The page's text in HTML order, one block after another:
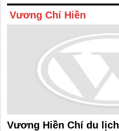
Vương Chí Hiền
Vương Hiền Chí du